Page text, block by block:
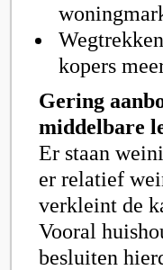
kopers
Gering
middelbare
Er staan
er relatief
verkleint de
Vooral
besluiten